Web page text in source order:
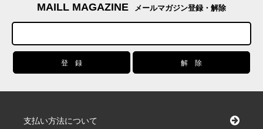
MAILL MAGAZINE メールマガジン登録・解除
支払い方法について